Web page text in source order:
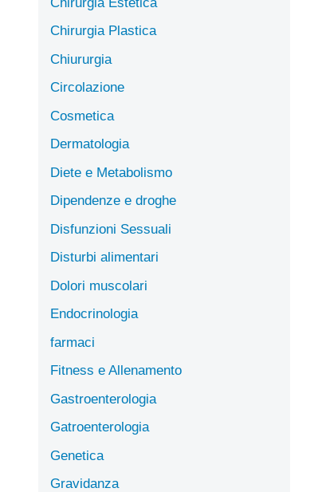
Chirurgia Plastica
Chiururgia
Circolazione
Cosmetica
Dermatologia
Diete e Metabolismo
Dipendenze e droghe
Disfunzioni Sessuali
Disturbi alimentari
Dolori muscolari
Endocrinologia
farmaci
Fitness e Allenamento
Gastroenterologia
Gatroenterologia
Genetica
Gravidanza